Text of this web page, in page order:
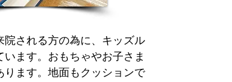
院される方の為に、キッズル
います。おもちゃやお子さま
ります。地面もクッションで